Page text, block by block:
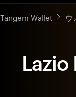
Tangem Wallet ウ
Lazio